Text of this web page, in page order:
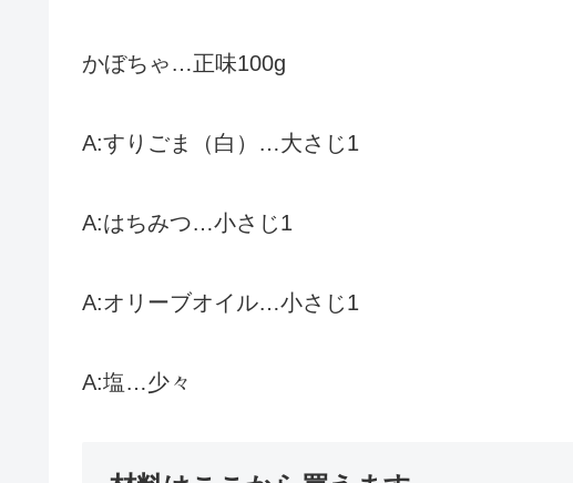
かぼちゃ…正味100g
A:すりごま（白）…大さじ1
A:はちみつ…小さじ1
A:オリーブオイル…小さじ1
A:塩…少々